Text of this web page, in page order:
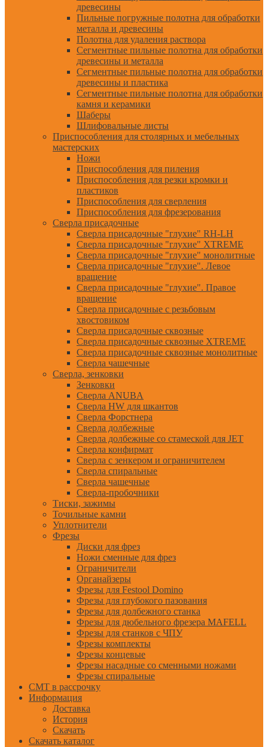
древесины
Пильные погружные полотна для обработки
металла и древесины
Полотна для удаления раствора
Сегментные пильные полотна для обработки
древесины и металла
Сегментные пильные полотна для обработки
древесины и пластика
Сегментные пильные полотна для обработки
камня и керамики
Шаберы
Шлифовальные листы
Приспособления для столярных и мебельных
мастерских
Ножи
Приспособления для пиления
Приспособления для резки кромки и
пластиков
Приспособления для сверления
Приспособления для фрезерования
Сверла присадочные
Сверла присадочные "глухие" RH-LH
Сверла присадочные "глухие" XTREME
Сверла присадочные "глухие" монолитные
Сверла присадочные "глухие". Левое
вращение
Сверла присадочные "глухие". Правое
вращение
Сверла присадочные с резьбовым
хвостовиком
Сверла присадочные сквозные
Сверла присадочные сквозные XTREME
Сверла присадочные сквозные монолитные
Сверла чашечные
Сверла, зенковки
Зенковки
Сверла ANUBA
Сверла HW для шкантов
Сверла Форстнера
Сверла долбежные
Сверла долбежные со стамеской для JET
Сверла конфирмат
Сверла с зенкером и ограничителем
Сверла спиральные
Сверла чашечные
Сверла-пробочники
Тиски, зажимы
Точильные камни
Уплотнители
Фрезы
Диски для фрез
Ножи сменные для фрез
Ограничители
Органайзеры
Фрезы для Festool Domino
Фрезы для глубокого пазования
Фрезы для долбежного станка
Фрезы для дюбельного фрезера MAFELL
Фрезы для станков с ЧПУ
Фрезы комплекты
Фрезы концевые
Фрезы насадные со сменными ножами
Фрезы спиральные
CMT в рассрочку
Информация
Доставка
История
Скачать
Скачать каталог